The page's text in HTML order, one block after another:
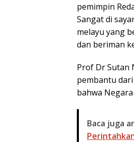
pemimpin
Sangat di
melayu yang
dan beriman
Prof Dr Sutan
pembantu
bahwa
Baca juga